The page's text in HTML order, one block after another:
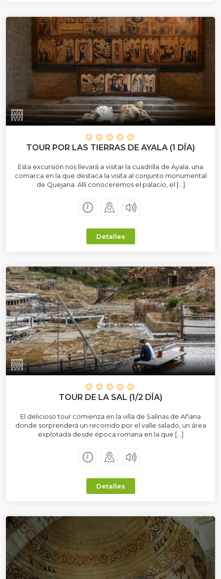
TOUR POR LAS TIERRAS DE AYALA (1 DÍA)
Esta excursión nos llevará a visitar la cuadrilla de Ayala, una
comarca en la que destaca la visita al conjunto monumental
de Quejana. Allí conoceremos el palacio, el […]
Detalles
TOUR DE LA SAL (1/2 DÍA)
El delicioso tour comienza en la villa de Salinas de Añana
donde sorprenderá un recorrido por el valle salado, un área
explotada desde época romana en la que […]
Detalles